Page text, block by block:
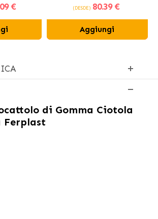
€
fresco
(DESDE) 80.39 €
Aggiungi
di Gomma Ciotola
Ferplast